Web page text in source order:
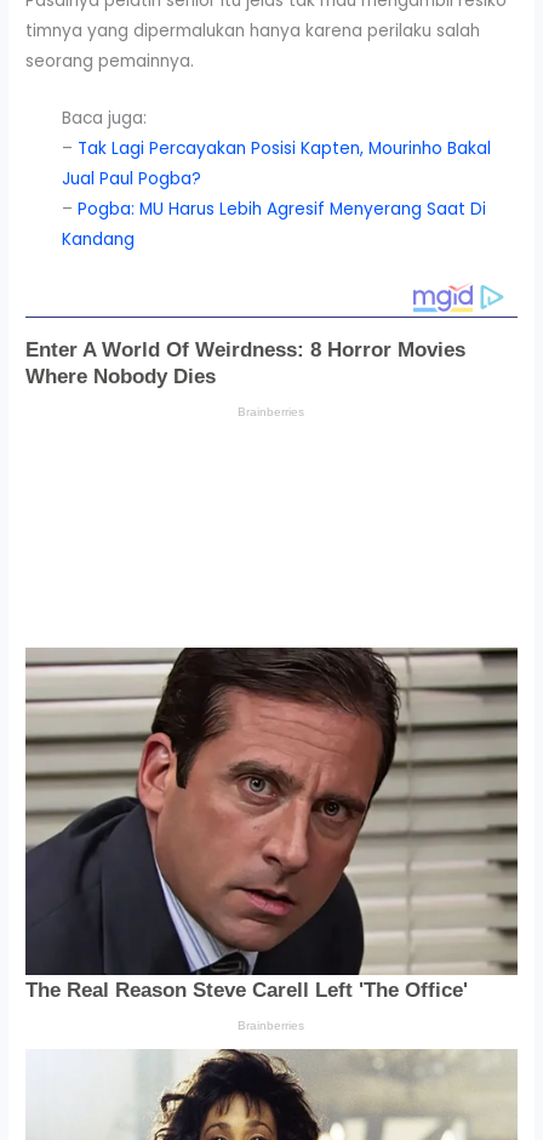
timnya yang dipermalukan hanya karena perilaku salah
seorang pemainnya.
Baca juga:
– Tak Lagi Percayakan Posisi Kapten, Mourinho Bakal
Jual Paul Pogba?
–Pogba: MU Harus Lebih Agresif Menyerang Saat Di
Kandang